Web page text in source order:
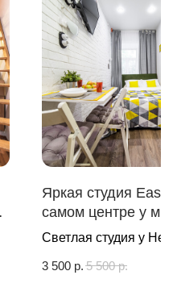
Яркая студия
самом центре у м.
Площадь
Светлая студия у
3 500 р. 5 500 р.